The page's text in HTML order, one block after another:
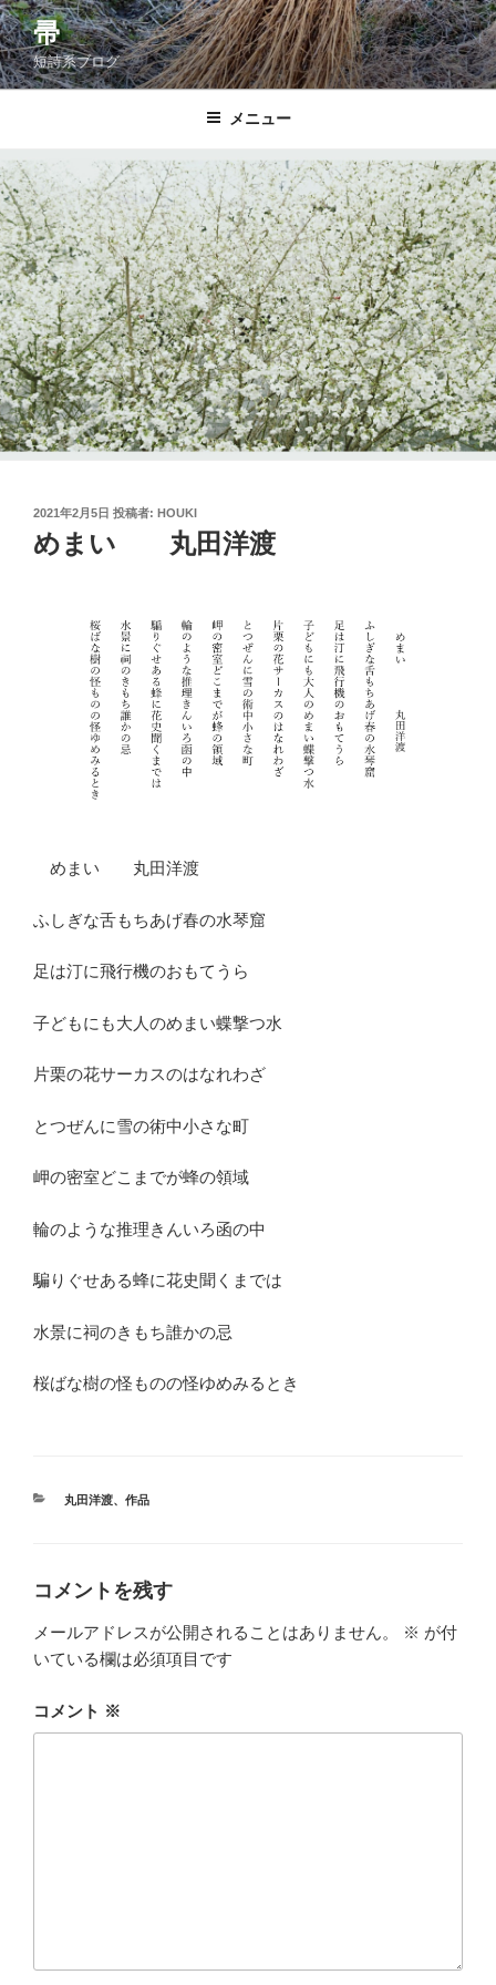
コ
ン
テ
ン
ス
キ
ッ
プ
帚
短詩系ブログ
メニュー
投
日:
2021年2月5日 投稿者: HOUKI
めまい 丸田洋渡
めまい 丸田洋渡
ふしぎな舌もちあげ春の水琴窟
足は汀に飛行機のおもてうら
子どもにも大人のめまい蝶撃つ水
片栗の花サーカスのはなれわざ
とつぜんに雪の術中小さな町
岬の密室どこまでが蜂の領域
輪のような推理きんいろ函の中
騙りぐせある蜂に花史聞くまでは
水景に祠のきもち誰かの忌
桜ばな樹の怪ものの怪ゆめみるとき
カ
丸田洋渡、 作品
コメントを残す
メールアドレスが公開されることはありません。 ※ が付
いている欄は必須項目です
コメント ※